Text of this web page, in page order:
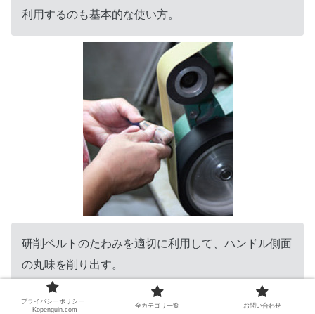
利用するのも基本的な使い方。
研削ベルトのたわみを適切に利用して、ハンドル側面
の丸味を削り出す。
プライバシーポリシー
│Kopenguin.com
全カテゴリ一覧 お問い合わせ